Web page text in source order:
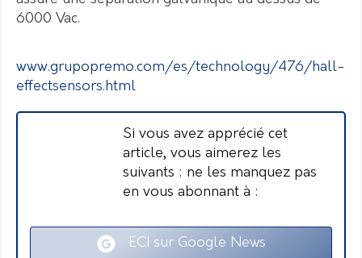
6000 Vac.
www.grupopremo.com/es/technology/476/hall-
effectsensors.html
Si vous avez apprécié cet
article, vous aimerez les
suivants : ne les manquez pas
en vous abonnant à :
ECI sur Google News